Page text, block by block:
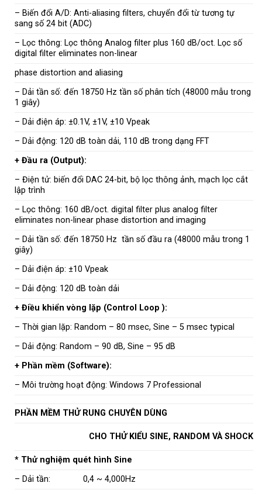
– Biến đổi A/D: Anti-aliasing filters, chuyển đổi từ tương tự
sang số 24 bit (ADC)
– Lọc thông: Lọc thông Analog filter plus 160 dB/oct. Lọc số
digital filter eliminates non-linear
phase distortion and aliasing
– Dải tần số: đến 18750 Hz tần số phân tích (48000 mẫu trong
1 giây)
– Dải điện áp: ±0.1V, ±1V, ±10 Vpeak
– Dải động: 120 dB toàn dải, 110 dB trong dạng FFT
+ Đầu ra (Output):
– Điện tử: biến đổi DAC 24-bit, bộ lọc thông ảnh, mạch lọc cắt
lập trình
– Lọc thông: 160 dB/oct. digital filter plus analog filter
eliminates non-linear phase distortion and imaging
– Dải tần số: đến 18750 Hz tần số đầu ra (48000 mẫu trong 1
giây)
– Dải điện áp: ±10 Vpeak
– Dải động: 120 dB toàn dải
+ Điều khiển vòng lặp (Control Loop ):
– Thời gian lặp: Random – 80 msec, Sine – 5 msec typical
– Dải động: Random – 90 dB, Sine – 95 dB
+ Phần mềm (Software):
– Môi trường hoạt động: Windows 7 Professional
PHẦN MỀM THỬ RUNG CHUYÊN DÙNG
CHO THỬ KIỂU SINE, RANDOM VÀ SHOCK
* Thử nghiệm quét hình Sine
– Dải tần: 0,4 ~ 4,000Hz